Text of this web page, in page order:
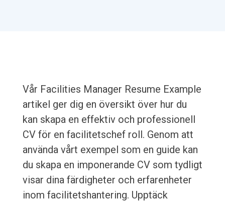
Vår Facilities Manager Resume Example
artikel ger dig en översikt över hur du
kan skapa en effektiv och professionell
CV för en facilitetschef roll. Genom att
använda vårt exempel som en guide kan
du skapa en imponerande CV som tydligt
visar dina färdigheter och erfarenheter
inom facilitetshantering. Upptäck